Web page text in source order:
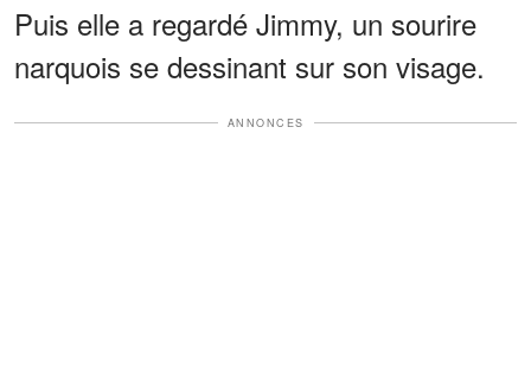
Puis elle a regardé Jimmy, un sourire
narquois se dessinant sur son visage.
ANNONCES